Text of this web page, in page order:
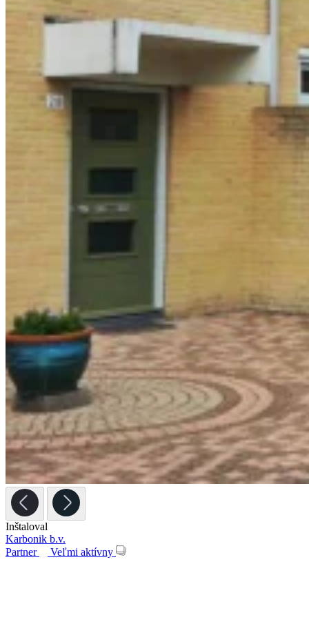
Inštaloval
Karbonik b.v.
Partner
Veľmi aktívny